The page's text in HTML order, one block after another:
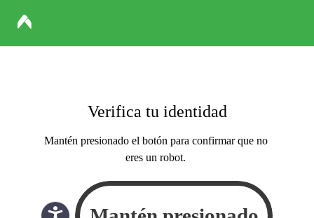
Verifica tu identidad
Mantén presionado el botón para confirmar que no
eres un robot.